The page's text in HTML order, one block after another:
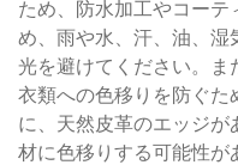
ため、防水加工やコーテ
め、雨や水、汗、油、湿
光を避けてください。
衣類への色移りを防ぐ
に、天然皮革のエッジ
材に色移りする可能性